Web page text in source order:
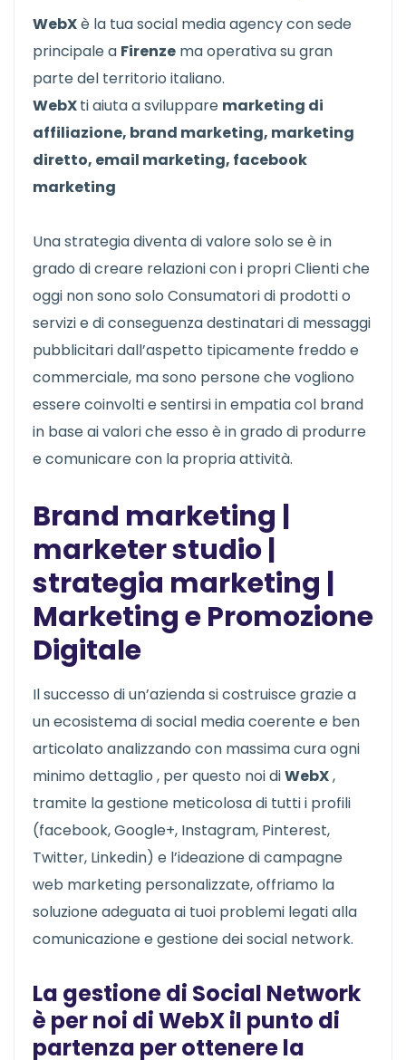
WebXè la tua social media agency con sede
principale a Firenze ma operativa su gran
parte del territorio italiano.
WebXti aiuta a sviluppare marketing di
affiliazione, brand marketing, marketing
diretto, email marketing, facebook
marketing
Una strategia diventa di valore solo se è in
grado di creare relazioni con i propri Clienti che
oggi non sono solo Consumatori di prodotti o
servizi e di conseguenza destinatari di messaggi
pubblicitari dall’aspetto tipicamente freddo e
commerciale, ma sono persone che vogliono
essere coinvolti e sentirsi in empatia col brand
in base ai valori che esso è in grado di produrre
e comunicare con la propria attività.
Brand marketing |
marketer studio |
strategia marketing |
Marketing e Promozione
Digitale
Il successo di un’azienda si costruisce grazie a
un ecosistema di social media coerente e ben
articolato analizzando con massima cura ogni
minimo dettaglio , per questo noi diWebX,
tramite la gestione meticolosa di tutti i profili
(facebook, Google+, Instagram, Pinterest,
Twitter, Linkedin) e l’ideazione di campagne
web marketing personalizzate, offriamo la
soluzione adeguata ai tuoi problemi legati alla
comunicazione e gestione dei social network.
La gestione di Social Network
è per noi diWebXil punto di
partenza per ottenere la